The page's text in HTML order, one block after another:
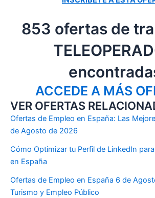
853 ofertas de
ACCEDE A MÁS
VER OFERTAS
Ofertas de Empleo en España: Las
de Agosto de 2026
Cómo Optimizar tu Perfil de LinkedIn
en España
Ofertas de Empleo en España 6 de
Turismo y Empleo Público